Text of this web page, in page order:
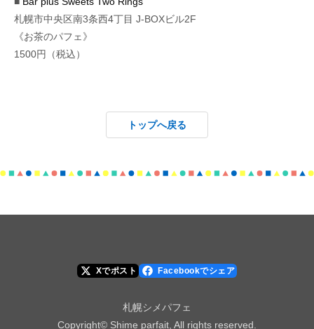
札幌市中央区南3条西4丁目 J-BOXビル2F
《お茶のパフェ》
1500円（税込）
トップへ戻る
Xでポスト Facebookでシェア
札幌シメパフェ
Copyright© Shime parfait, All rights reserved.